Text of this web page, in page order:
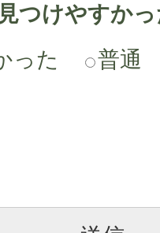
つけやすか
った
普通